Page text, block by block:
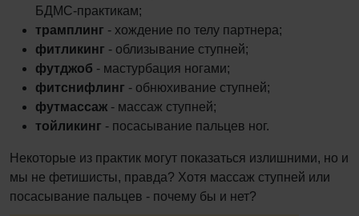
БДМС-практикам;
трамплинг - хождение по телу партнера;
фитликинг - облизывание ступней;
футджоб - мастурбация ногами;
фитснифлинг - обнюхивание ступней;
футмассаж - массаж ступней;
тойликинг - посасывание пальцев ног.
Некоторые из практик могут показаться излишними, но и
мы не фетишисты, правда? Хотя массаж ступней или
посасывание пальцев - почему бы и нет?